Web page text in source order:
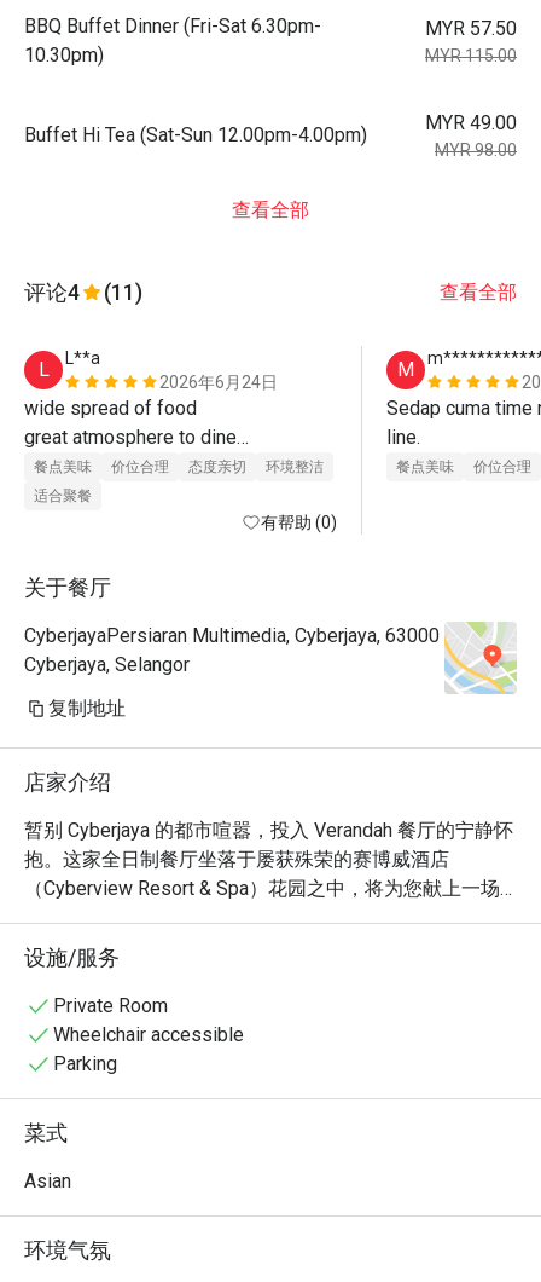
BBQ Buffet Dinner (Fri-Sat 6.30pm-
10.30pm)
MYR 57.50
MYR 115.00
Buffet Hi Tea (Sat-Sun 12.00pm-4.00pm)
MYR 49.00
MYR 98.00
查看全部
评论4 (11) 查看全部
L
L**a
2026年6月24日
wide spread of food
great atmosphere to dine
lots of seating
good customer service
value for money when using eatigo
餐点美味 价位合理 态度亲切
环境整洁
适合聚餐
有帮助 (0)
M
Sedap cuma
餐点美味 价位合理
关于餐厅
CyberjayaPersiaran Multimedia, Cyberjaya, 63000
Cyberjaya, Selangor
复制地址
店家介绍
暂别 Cyberjaya 的都市喧嚣，投入 Verandah 餐厅的宁静怀
抱。这家全日制餐厅坐落于屡获殊荣的赛博威酒店
（Cyberview Resort & Spa）花园之中，将为您献上一场
感官盛宴。空气中弥漫着现场烹饪台飘来的诱人香气，展
示着丰富多彩的泛亚风情，囊括马来、中式和印度等地的
美味。阳光透过高挑的天花板倾泻而下，照亮宽敞的用餐
区，窗外是宁静的鱼塘和葱郁的绿植，为一顿真正放松的
餐点营造了完美氛围。
晚，这里的难忘之处在于：
美食探索之旅：通过丰盛的自助餐和现场烹饪台探索风味
世界，将全球美食带到您的餐桌。
用餐——这里是一片真正的都市绿洲。
宽敞宜人的空间：通透明亮的开放式布局，是与家人朋友
设施/服务
Private Room
Wheelchair accessible
Parking
菜式
Asian
环境气氛